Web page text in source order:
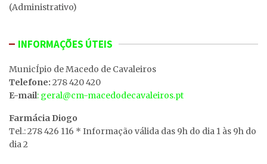
(Administrativo)
INFORMAÇÕES ÚTEIS
MunicÍpio de Macedo de Cavaleiros
Telefone: 278 420 420
E-mail: geral@cm-macedodecavaleiros.pt
Farmácia Diogo
Tel.: 278 426 116 * Informação válida das 9h do dia 1 às 9h do
dia 2